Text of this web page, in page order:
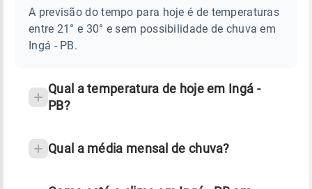
sobre
chuva
A previsão do tempo para hoje é de temperaturas
entre 21° e 30° e sem possibilidade de chuva em
Ingá - PB.
Qual a temperatura de hoje em Ingá -
PB?
Qual a média mensal de chuva?